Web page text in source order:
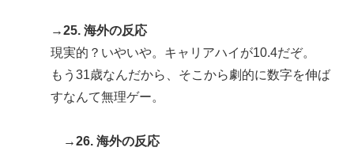
→25. 海外の反応
現実的？いやいや。キャリアハイが10.4だぞ。
もう31歳なんだから、そこから劇的に数字を伸ば
すなんて無理ゲー。
→26. 海外の反応